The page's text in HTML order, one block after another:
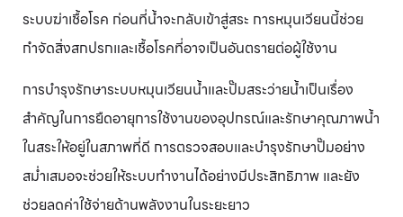
ข้อดีของปั๊มปรับความเร็วรอบได้ :
ปั๊มปรับความเร็วรอบได้ (Variable Speed Pump)
ปั๊มปรับความเร็วอัตโนมัติ (Inverter Pool Pump)
ข้อดีของปั๊ม Inverter:
ปั๊มปรับความเร็วอัตโนมัติ (Inverter Pool Pump)
ปั๊มเสริมแรงดัน (Booster Pump)
ระบบฆ่าเชื้อโรค ก่อนที่น้ำจะกลับเข้าสู่สระ การหมุนเวียนนี้ช่วย
กำจัดสิ่งสกปรกและเชื้อโรคที่อาจเป็นอันตรายต่อผู้ใช้งาน
การบำรุงรักษาระบบหมุนเวียนน้ำและปั๊มสระว่ายน้ำเป็นเรื่อง
สำคัญในการยืดอายุการใช้งานของอุปกรณ์และรักษาคุณภาพน้ำ
ในสระให้อยู่ในสภาพที่ดี การตรวจสอบและบำรุงรักษาปั๊มอย่าง
สม่ำเสมอจะช่วยให้ระบบทำงานได้อย่างมีประสิทธิภาพ และยัง
ช่วยลดค่าใช้จ่ายด้านพลังงานในระยะยาว